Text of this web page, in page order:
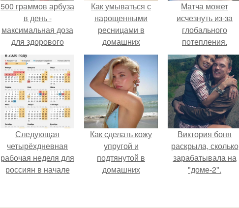
500 граммов арбуза
в день -
максимальная доза
для здорового
взрослого,
предупредили
врачи.
Как умываться с
нарощенными
ресницами в
домашних
условиях. Как
правильно смыть
макияж с
нарощенными
ресницами?
Матча может
исчезнуть из-за
глобального
потепления.
Следующая
четырёхдневная
рабочая неделя для
россиян в начале
Как сделать кожу
упругой и
подтянутой в
домашних
Виктория боня
раскрыла, сколько
зарабатывала на
"доме-2".